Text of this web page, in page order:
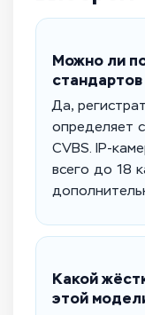
Можно ли
Да,
определяет
CVBS. IP-
всего до 18
Какой
этой